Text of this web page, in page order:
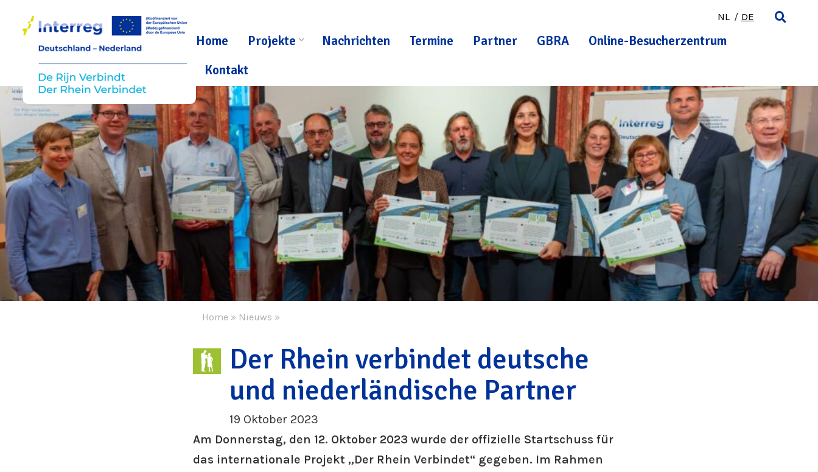
Home Projekte Nachrichten Termine Partner GBRA
Online-Besucherzentrum
Kontakt
NL DE
Home » Nieuws »
Der Rhein verbindet deutsche
und niederländische Partner
19 Oktober 2023
Am Donnerstag, den 12. Oktober 2023 wurde der offizielle Startschuss für
das internationale Projekt „Der Rhein Verbindet“ gegeben. Im Rahmen